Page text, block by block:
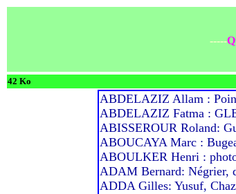
-----
42 Ko
ABDELAZIZ Allam :
ABDELAZIZ Fatma :
ABISSEROUR Roland:
ABOUCAYA Marc :
ABOULKER Henri :
ADAM Bernard: Négrier,
ADDA Gilles: Yusuf,